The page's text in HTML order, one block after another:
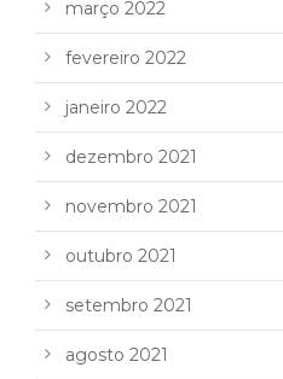
março 2022
fevereiro 2022
janeiro 2022
dezembro 2021
novembro 2021
outubro 2021
setembro 2021
agosto 2021